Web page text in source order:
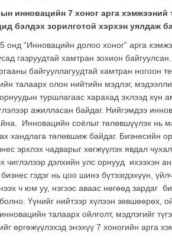
инновацийн 7 хоног арга хэмжээний
бэлдэх зорилготой хэрхэн уялдаж
онд “Инновацийн долоо хоног” арга
газруудтай хамтран зохион
байгууллагуудтай хамтран ногоон
талаарх олон нийтийн мэдлэг,
туршлагаас харахад эхлээд хүн
ажилласан байдаг. Нийгэмдээ
Инновацийн соёлыг төлөвшүүлэх нь
хандлага төлөвшиж байдаг. Бизнесийн
эрхлэх чадварыг хөгжүүлэх явдал
чиглэлээр дэлхийн улс орнууд ихээхэн
гэдэг нь цоо шинэ бүтээгдэхүүн,
ч юм уу, нэгээс аваас нөгөөд зардаг
Үүнийг нийтээр хүлээн зөвшөөрөх,
талаарх ойлголт, мэдлэгийг
өргөжүүлэхэд энэхүү 7 хоногийн арга